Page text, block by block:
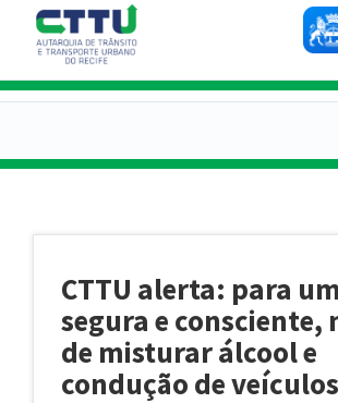
conteúdo
principal
CTTU alerta: para
segura e consciente,
de misturar álcool e
condução de veículos